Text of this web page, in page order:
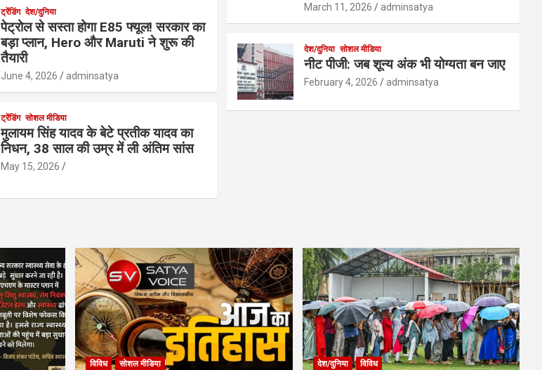
ट्रेंडिंग देश/दुनिया
पेट्रोल से सस्ता होगा E85 फ्यूल! सरकार का
बड़ा प्लान, Hero और Maruti ने शुरू की
तैयारी
June 4, 2026 adminsatya
ट्रेंडिंग सोशल मीडिया
मुलायम सिंह यादव के बेटे प्रतीक यादव का
निधन, 38 साल की उम्र में ली अंतिम सांस
May 15, 2026
March 11, 2026 adminsatya
देश/दुनिया सोशल मीडिया
नीट पीजी: जब शून्य अंक भी योग्यता बन जाए
February 4, 2026 adminsatya
विविध सोशल मीडिया देश/दुनिया विविध